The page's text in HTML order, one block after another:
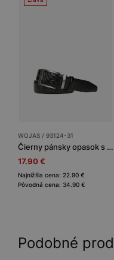
WOJAS / 93124-31
Čierny pánsky opasok s textúrou na lakovanej koži
17.90 €
Najnižšia cena: 22.90 €
Pôvodná cena: 34.90 €
Podobné